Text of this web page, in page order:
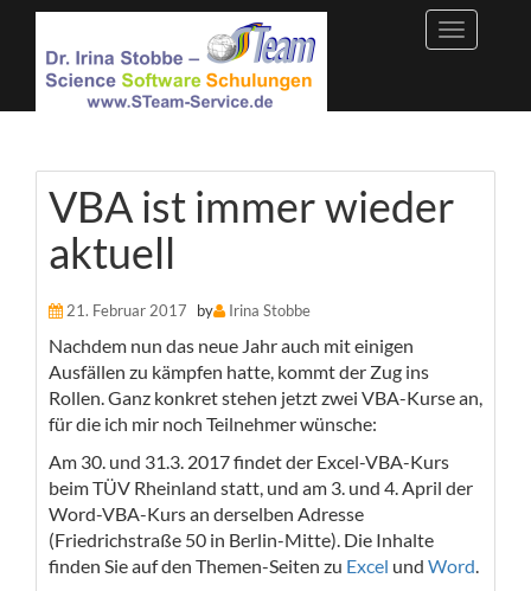
content
VBA ist immer wieder
aktuell
21. Februar 2017 by Irina Stobbe
Nachdem nun das neue Jahr auch mit einigen
Ausfällen zu kämpfen hatte, kommt der Zug ins
Rollen. Ganz konkret stehen jetzt zwei VBA-Kurse an,
für die ich mir noch Teilnehmer wünsche:
Am 30. und 31.3. 2017 findet der Excel-VBA-Kurs
beim TÜV Rheinland statt, und am 3. und 4. April der
Word-VBA-Kurs an derselben Adresse
(Friedrichstraße 50 in Berlin-Mitte). Die Inhalte
finden Sie auf den Themen-Seiten zu Excel und Word​.